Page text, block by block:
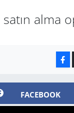
alma
FACEBOOK